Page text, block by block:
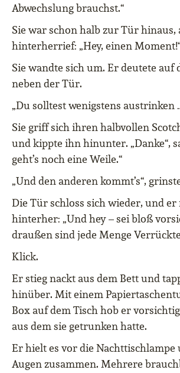
Abwechslung brauchst.“
Sie war schon halb zur Tür hinaus,
hinterherrief: „Hey, einen
Sie wandte sich um. Er deutete auf
neben der Tür.
„Du solltest wenigstens austrinken
Sie griff sich ihren halbvollen
und kippte ihn hinunter. „Danke“,
geht’s noch eine Weile.“
„Und den anderen kommt’s“,
Die Tür schloss sich wieder, und
hinterher: „Und hey – sei bloß
draußen sind jede Menge
Klick.
Er stieg nackt aus dem Bett und
hinüber. Mit einem
Box auf dem Tisch hob er
aus dem sie getrunken hatte.
Er hielt es vor die
Augen zusammen. Mehrere